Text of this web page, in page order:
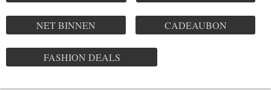
NET BINNEN CADEAUBON
FASHION DEALS